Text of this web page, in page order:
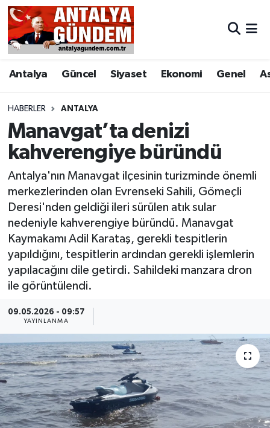
Antalya Güncel Siyaset Ekonomi Genel
HABERLER ANTALYA
Manavgat’ta denizi
kahverengiye büründü
Antalya'nın Manavgat ilçesinin turizminde önemli
merkezlerinden olan Evrenseki Sahili, Gömeçli
Deresi'nden geldiği ileri sürülen atık sular
nedeniyle kahverengiye büründü. Manavgat
Kaymakamı Adil Karataş, gerekli tespitlerin
yapıldığını, tespitlerin ardından gerekli işlemlerin
yapılacağını dile getirdi. Sahildeki manzara dron
ile görüntülendi.
09.05.2026 - 09:57
YAYINLANMA
Antalya
Asayiş
Bilim & Teknoloji
Bölge
EĞİTİM
Genel
Görüntülü Haber
Güncel
Kültür & Sanat
Magazin
Resmi İlan
Sağlık & Yaşam
Antalya Nöbetçi Eczaneler
Antalya Hava Durumu
Antalya Namaz Vakitleri
Antalya Trafik Yoğunluk Haritası
Süper Lig Puan Durumu ve Fikstür
Son Dakika Haberleri
Haber Arşivi